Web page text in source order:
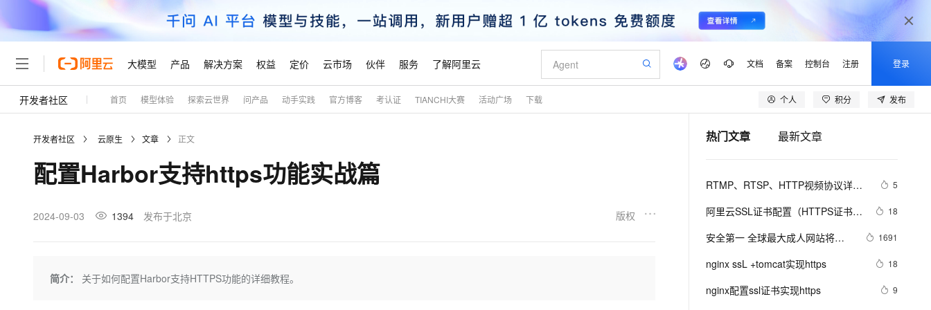
大模型 产品 解决方案 权益 定价 云市场 伙伴 服务 了解阿里云 文档 备案 控制台 注册 登录
开发者社区 首页 模型体验 探索云世界 问产品 动手实践 官方博客 考认证 TIANCHI大赛 活动广场 下载 个人 积分 发布
开发者社区 云原生 文章 正文
配置Harbor支持https功能实战篇
2024-09-03 1394 发布于北京 版权
简介： 关于如何配置Harbor支持HTTPS功能的详细教程。
热门文章 最新文章
RTMP、RTSP、HTTP视频协议详解
5
阿里云SSL证书配置（HTTPS证书配
18
安全第一 全球最大成人网站将全
1691
nginx ssL +tomcat实现https 18
nginx配置ssl证书实现https 9
大模型
智能体时代全能旗舰模型
Qwen3-TTS-Flash
产品
容器
精选产品
大模型服务与应用平台
轻量应用服务器
人工智能平台 PAI 大模型
稳定、安全、高性价比、高性能的云存储服务
国内短信简单易用，安全可靠，秒级触达，全球覆盖200+国家和地区。
产品动态
Open Search 向量检索版支
持视频检索 Pipeline 功能
应用身份服务 (IDaaS)
供自动弹性内存功能
解决方案
大数据
精选解决方案
企业级Agent产品，直接交付可用成果
Agency Agents：拥有专属领域专家
快速拥有专属 OpenClaw
HOT
以可视化方式快速构建移动和 PC 门户网站
一键部署幻兽帕鲁游戏服务器 HOT
一键购买专属联机服务器，轻松开启游戏
漫剧工坊：一站式动画创作平台
高效部署网站，快速应用到小程序
权益 普惠上云
云服务器38元/年起，超值低价云产品抢先购
官方推荐返现计划
AI 特惠 AI 场景体验
从图文生成到视频创作，一键激活电商全链路生产力
AI 活动
飞天发布时刻
所见，即是所愿
AI 实训营
创新加速
定价 产品定价
云上成本管理
价格计算器 配置报价器
一站式生成采购清单，支持单品或批量购买
阿里云 OPC 创新助力计划
益加速 OPC 成功
云市场 精选商城
多端小程序
Tuya 物联网平台阿里云版
数据与 API 基础软件 专业服务
伙伴 成为销售伙伴
咨询伙伴
Consulting Partner 合作计划
成为产品伙伴 产品伙伴合作计划
数据库合作计划
Salesforce On Alibaba Cloud ISV 合作
服务伙伴合作计划
更多支持
合作伙伴培训与认证
查询合作伙伴
登录合作伙伴管理后台
服务 售前咨询
售后服务
企业增值服务 阿里云认证 开发者社区
我要反馈
我要建议
了解阿里云 为什么选择阿里云
技术领先
研究报告与白皮书
最佳实践 市场活动 加入我们